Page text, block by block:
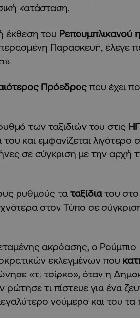
κατάσταση.
έκθεση του Ρεπουμπλικανού
Παρασκευή, έλεγε
Πρόεδρος που έχει
των ταξιδιών του στις
και εμφανίζεται λιγότερο
σε σύγκριση με την αρχή
ρυθμούς τα ταξίδιατου στο
στον Τύπο σε
ακρόασης, ο Ρούμπιο
εκλεγμένων που
«τι τσίρκο», όταν η
τι πίστευε για ένα
νούμερο και του